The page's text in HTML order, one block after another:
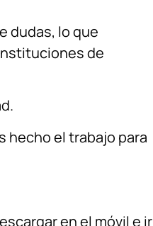
dudas, lo que
de
hecho el trabajo para
en el móvil e ir